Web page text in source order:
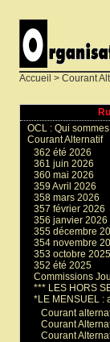
Accueil > Courant
OCL : Qui
Courant Alternatif
362 été 2026
361 juin 2026
360 mai 2026
359 Avril 2026
358 mars 2026
357 février 2026
356 janvier 2026
355 décembre
354 novembre
353 octobre 2025
352 été 2025
Commissions
*** LES HORS
*LE MENSUEL :
Courant
Courant
Courant